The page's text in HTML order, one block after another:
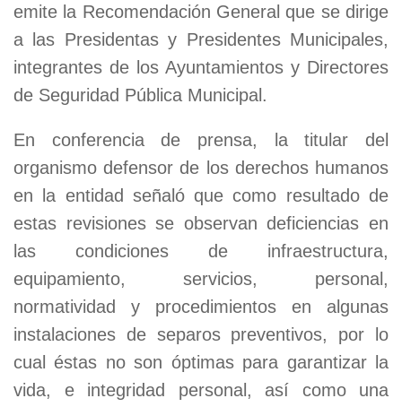
emite la Recomendación General que se dirige
a las Presidentas y Presidentes Municipales,
integrantes de los Ayuntamientos y Directores
de Seguridad Pública Municipal.
En conferencia de prensa, la titular del
organismo defensor de los derechos humanos
en la entidad señaló que como resultado de
estas revisiones se observan deficiencias en
las condiciones de infraestructura,
equipamiento, servicios, personal,
normatividad y procedimientos en algunas
instalaciones de separos preventivos, por lo
cual éstas no son óptimas para garantizar la
vida, e integridad personal, así como una